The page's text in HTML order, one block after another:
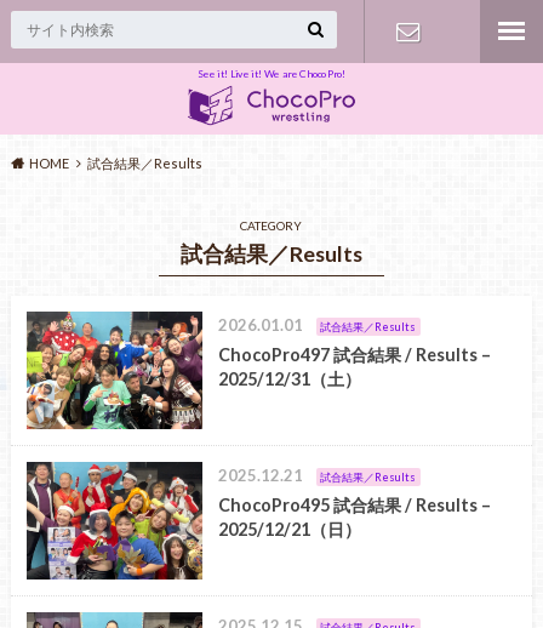
See it! Live it! We are ChocoPro!
HOME 試合結果／Results
CATEGORY
試合結果／Results
2026.01.01 試合結果／Results
ChocoPro497 試合結果 / Results –
2025/12/31（土）
2025.12.21 試合結果／Results
ChocoPro495 試合結果 / Results –
2025/12/21（日）